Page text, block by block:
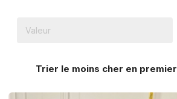
Trier le moins cher en premier